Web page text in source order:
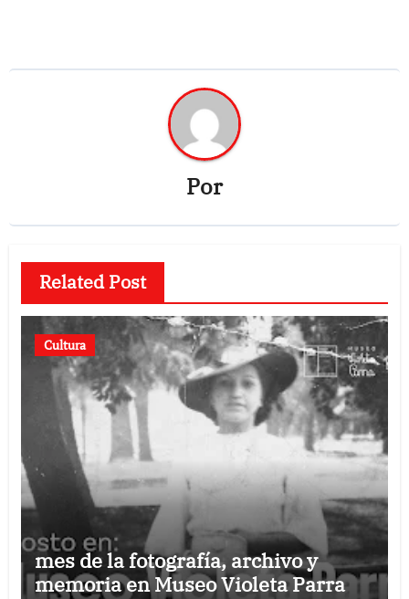
Por
Related Post
Cultura
mes de la fotografía, archivo y
memoria en Museo Violeta Parra